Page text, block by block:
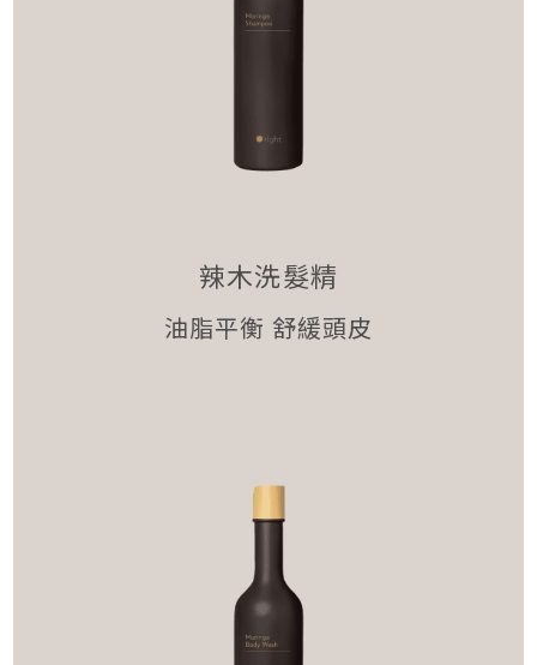
辣木洗髮精
油脂平衡 舒緩頭皮